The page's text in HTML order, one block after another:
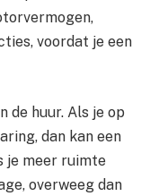
voordat je een
de huur. Als je op
dan kan een
je meer ruimte
overweeg dan